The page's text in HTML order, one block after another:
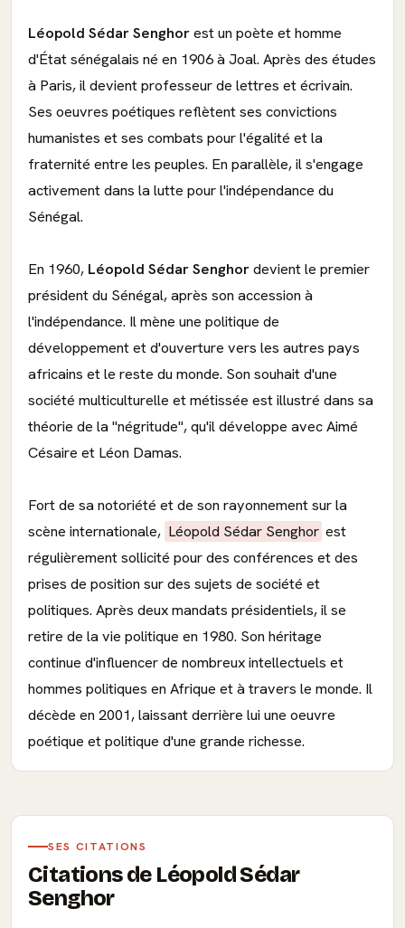
Léopold Sédar Senghorest un poète et homme
d'État sénégalais né en 1906 à Joal. Après des études
à Paris, il devient professeur de lettres et écrivain.
Ses oeuvres poétiques reflètent ses convictions
humanistes et ses combats pour l'égalité et la
fraternité entre les peuples. En parallèle, il s'engage
activement dans la lutte pour l'indépendance du
Sénégal.
En 1960, Léopold Sédar Senghordevient le premier
président du Sénégal, après son accession à
l'indépendance. Il mène une politique de
développement et d'ouverture vers les autres pays
africains et le reste du monde. Son souhait d'une
société multiculturelle et métissée est illustré dans sa
théorie de la "négritude", qu'il développe avec Aimé
Césaire et Léon Damas.
Fort de sa notoriété et de son rayonnement sur la
scène internationale, Léopold Sédar Senghor est
régulièrement sollicité pour des conférences et des
prises de position sur des sujets de société et
politiques. Après deux mandats présidentiels, il se
retire de la vie politique en 1980. Son héritage
continue d'influencer de nombreux intellectuels et
hommes politiques en Afrique et à travers le monde. Il
décède en 2001, laissant derrière lui une oeuvre
poétique et politique d'une grande richesse.
SES CITATIONS
Citations de Léopold Sédar
Senghor